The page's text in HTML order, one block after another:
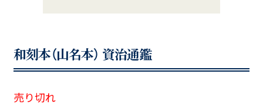
和刻本（山名本） 資治通鑑
売り切れ